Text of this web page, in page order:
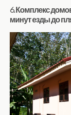
6. Комплекс
минут езды до